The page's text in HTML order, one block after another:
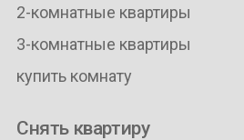
2-комнатные квартиры
3-комнатные квартиры
купить комнату
Снять квартиру